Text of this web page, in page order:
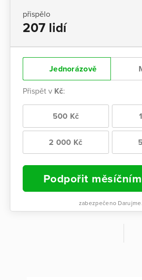
přispělo
207 lidí
Jednorázově
Přispět v Kč:
500 Kč
2 000 Kč
Podpořit
zabezpečeno